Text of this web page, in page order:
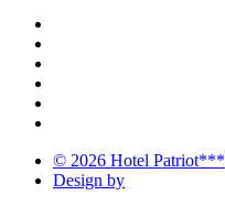
© 2026 Hotel Patriot***
Design by